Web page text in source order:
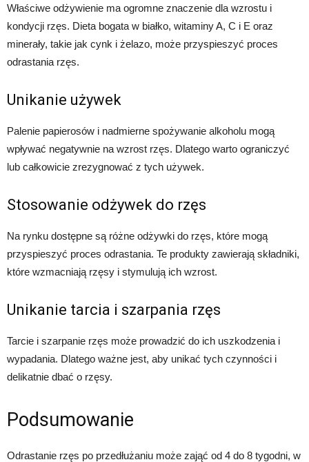
Właściwe odżywienie ma ogromne znaczenie dla wzrostu i
kondycji rzęs. Dieta bogata w białko, witaminy A, C i E oraz
minerały, takie jak cynk i żelazo, może przyspieszyć proces
odrastania rzęs.
Unikanie używek
Palenie papierosów i nadmierne spożywanie alkoholu mogą
wpływać negatywnie na wzrost rzęs. Dlatego warto ograniczyć
lub całkowicie zrezygnować z tych używek.
Stosowanie odżywek do rzęs
Na rynku dostępne są różne odżywki do rzęs, które mogą
przyspieszyć proces odrastania. Te produkty zawierają składniki,
które wzmacniają rzęsy i stymulują ich wzrost.
Unikanie tarcia i szarpania rzęs
Tarcie i szarpanie rzęs może prowadzić do ich uszkodzenia i
wypadania. Dlatego ważne jest, aby unikać tych czynności i
delikatnie dbać o rzęsy.
Podsumowanie
Odrastanie rzęs po przedłużaniu może zająć od 4 do 8 tygodni, w